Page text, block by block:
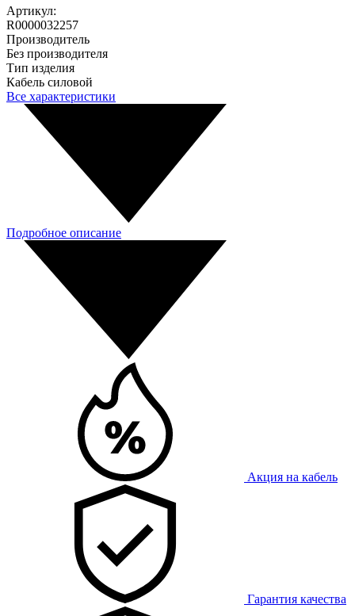
Артикул:
R0000032257
Производитель
Без производителя
Тип изделия
Кабель силовой
Все характеристики
Подробное описание
Акция на кабель
Гарантия качества